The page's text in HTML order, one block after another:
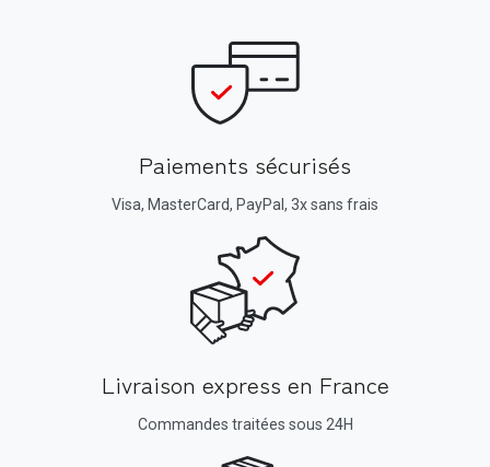
Paiements sécurisés
Visa, MasterCard, PayPal, 3x sans frais
Livraison express en France
Commandes traitées sous 24H